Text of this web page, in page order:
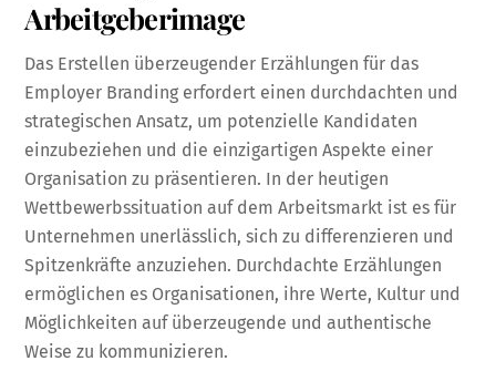
Arbeitgeberimage
Das Erstellen überzeugender Erzählungen für das
Employer Branding erfordert einen durchdachten und
strategischen Ansatz, um potenzielle Kandidaten
einzubeziehen und die einzigartigen Aspekte einer
Organisation zu präsentieren. In der heutigen
Wettbewerbssituation auf dem Arbeitsmarkt ist es für
Unternehmen unerlässlich, sich zu differenzieren und
Spitzenkräfte anzuziehen. Durchdachte Erzählungen
ermöglichen es Organisationen, ihre Werte, Kultur und
Möglichkeiten auf überzeugende und authentische
Weise zu kommunizieren.